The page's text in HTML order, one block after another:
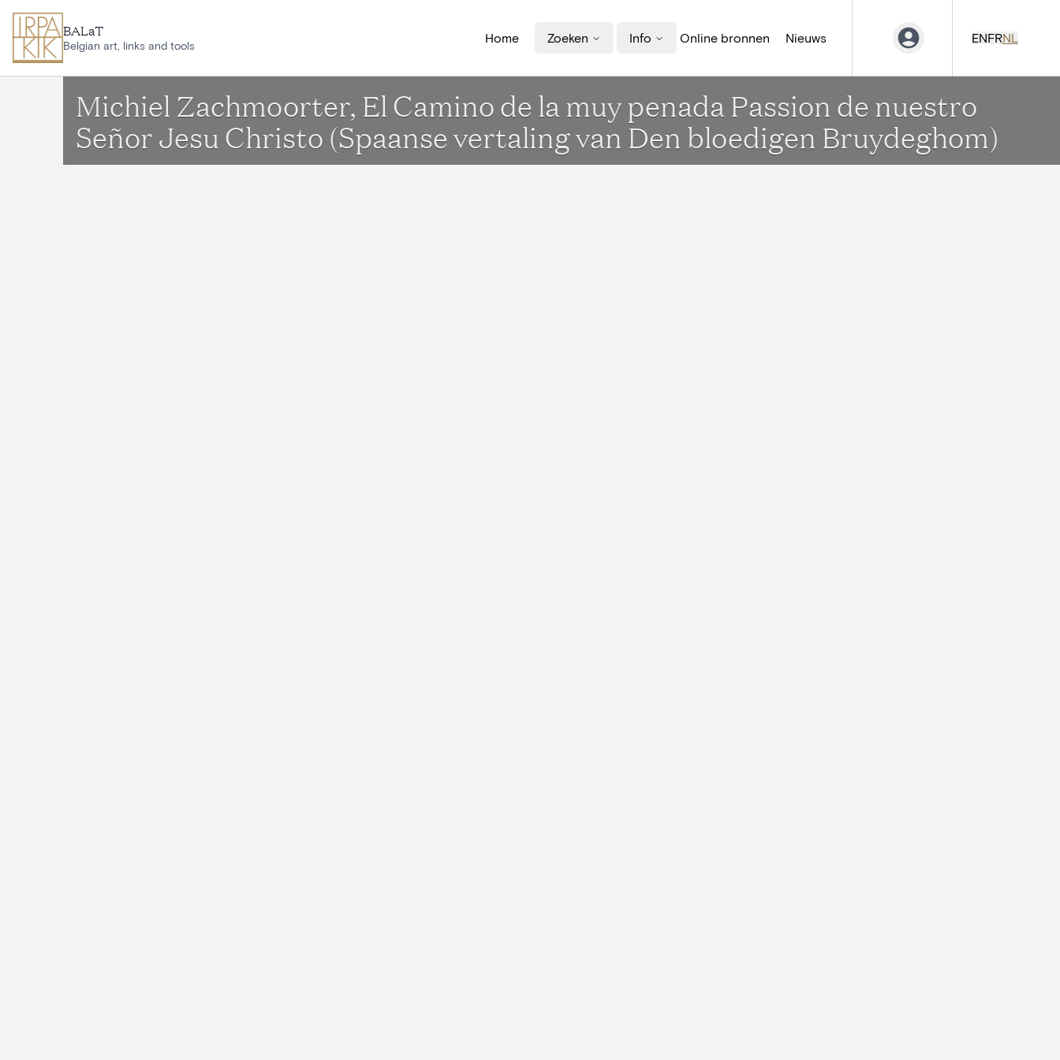
BALaT
Belgian art, links and tools
Home Zoeken Info Online bronnen Nieuws ENFRNL
Michiel Zachmoorter, El Camino de la muy penada Passion de nuestro
Señor Jesu Christo (Spaanse vertaling van Den bloedigen Bruydeghom)